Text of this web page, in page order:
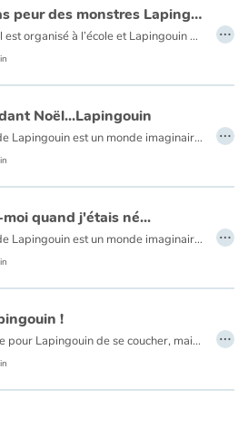
Même pas peur des monstres Lapingouin
Un carnaval est organisé à l’école et Lapingouin décide de se déguiser en monstre. Mais il n’arrive pas à en choisir un. Il y a tellement de monstres différents. Préoccupé, Lapingouin en rêve toute la nuit. Mais le monstre de son cauchemar ne fait même pas peur. il est très gentil et tout triste d’être seul, sans amis parce qu’il est un monstre. Au réveil, Lapingouin change d’avis : Malapin lui fabriquera un autre costume qui surprendra tous ses copingouins. Et oui, c’est trop dur d’être un monstre. …
Noël...Lapingouin
Le monde de Lapingouin est un monde imaginaire où sa nature hybride, croisement entre un lapin et un pingouin, et celle de ses amis, évoquent la richesse et la transmission de la mixité. À l’approche de Noël, Lapingouin cherche à résoudre l’énigme du Père Noël : Comment parvient-il à distribuer les cadeaux en secret ? Pour percer ce mystère, Lapingouin a un plan… …
quand j'étais né...
Le monde de Lapingouin est un monde imaginaire où sa nature hybride, croisement entre un lapin et un pingouin, et celle de ses amis, évoquent la richesse et la transmission de la mixité. Lapingouin retrouve son album de naissance et pose un tas de questions à ses parents. …
!
C’est l’heure pour Lapingouin de se coucher, mais il a tendance à trainer les nageoires pour y aller. Alors il fait tout pour gagner du temps, cherchant milles excuses, malgré les rappels de sa maman. À force de l’attendre, celle-ci s’endort dans son lit sans qu’il s’en rende compte. Occupé à chercher « Moudoux », son papa lui demande ce qu’il est en train de faire. Tout coi, il réfléchit et n’arrive pas à se souvenir ce que lui avait demandé de faire sa maman. Un traité illustratif d’une grande finesse tout en douceur. …